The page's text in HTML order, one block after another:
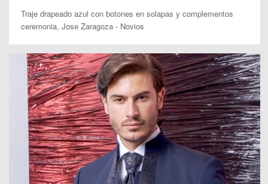
Traje drapeado azul con botones en solapas y complementos
ceremonia, Jose Zaragoza - Novios